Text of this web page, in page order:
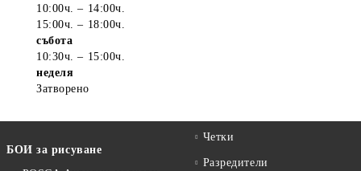
10:00ч. – 14:00ч.
15:00ч. – 18:00ч.
събота
10:30ч. – 15:00ч.
неделя
Затворено
БОИ за рисуване
Четки
Разредители